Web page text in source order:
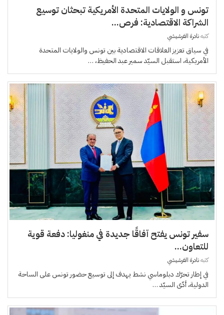
تونس و الولايات المتحدة الأمريكية تبحثان توسيع
الشراكة الاقتصادية: فرص...
كتبهنادرة الفرشيشي
في سياق تعزيز العلاقات الاقتصادية بين تونس والولايات المتحدة
الأمريكية، استقبل السيّد سمير عبد الحفيظ، …
سفير تونس يفتح آفاقًا جديدة في منغوليا: دفعة قوية
للتعاون...
كتبهنادرة الفرشيشي
في إطار تحرّك دبلوماسي نشط يهدف إلى توسيع حضور تونس على الساحة
الدولية، أدّى السيّد …